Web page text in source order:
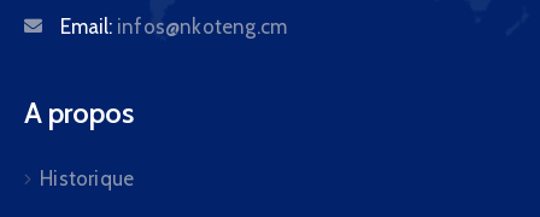
Email: infos@nkoteng.cm
A propos
Historique